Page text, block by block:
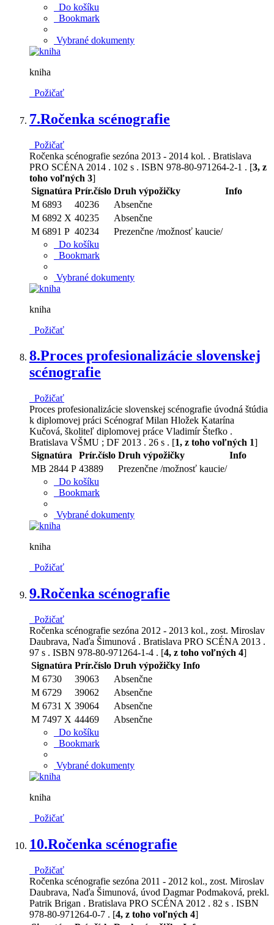
Do košíku
Bookmark
Vybrané dokumenty
kniha
Požičať
7.Ročenka scénografie
Požičať
Ročenka scénografie sezóna 2013 - 2014 kol. . Bratislava
PRO SCÉNA 2014 . 102 s . ISBN 978-80-971264-2-1 . [3, z
toho voľných 3]
Signatúra Prír.číslo Druh výpožičky
Info
M 6893
40236
Absenčne
M 6892 X 40235
Absenčne
M 6891 P 40234
Prezenčne /možnosť kaucie/
Do košíku
Bookmark
Vybrané dokumenty
kniha
Požičať
8.Proces profesionalizácie slovenskej
scénografie
Požičať
Proces profesionalizácie slovenskej scénografie úvodná štúdia
k diplomovej práci Scénograf Milan Hložek Katarína
Kučová, školiteľ diplomovej práce Vladimír Štefko .
Bratislava VŠMU ; DF 2013 . 26 s . [1, z toho voľných 1]
Signatúra
Prír.číslo Druh výpožičky
Info
MB 2844 P 43889
Prezenčne /možnosť kaucie/
Do košíku
Bookmark
Vybrané dokumenty
kniha
Požičať
9.Ročenka scénografie
Požičať
Ročenka scénografie sezóna 2012 - 2013 kol., zost. Miroslav
Daubrava, Naďa Šimunová . Bratislava PRO SCÉNA 2013 .
97 s . ISBN 978-80-971264-1-4 . [4, z toho voľných 4]
Signatúra Prír.číslo Druh výpožičky Info
M 6730
39063
Absenčne
M 6729
39062
Absenčne
M 6731 X 39064
Absenčne
M 7497 X 44469
Absenčne
Do košíku
Bookmark
Vybrané dokumenty
kniha
Požičať
10.Ročenka scénografie
Požičať
Ročenka scénografie sezóna 2011 - 2012 kol., zost. Miroslav
Daubrava, Naďa Šimunová, úvod Dagmar Podmaková, prekl.
Patrik Brigan . Bratislava PRO SCÉNA 2012 . 82 s . ISBN
978-80-971264-0-7 . [4, z toho voľných 4]